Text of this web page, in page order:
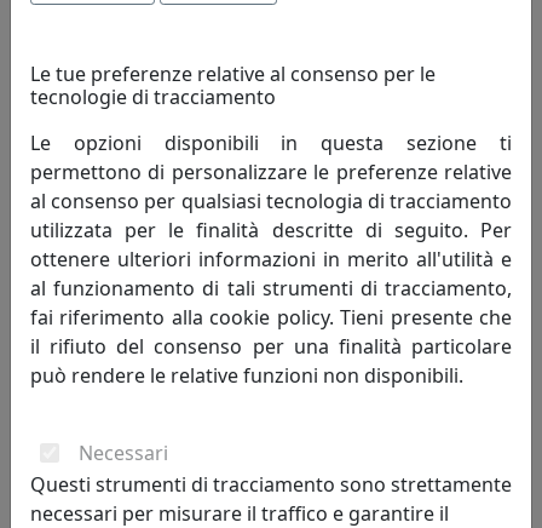
Innovazione è cambiamento che genera progresso
negativi.
creare e inventare."Creatività è unire elementi esistenti
con connessioni nuove, che siano utili" - Henri Poincaré.
La creatività si fonda sulla profonda conoscenza delle
regole da superare, non può svilupparsi in assenza di
competenze preliminari. Caratteristiche della
personalità creativa sono curiosità, indipendenza,
spirito critico, autodisciplina.
Competitività - indica il livello di capacità concorrenziale
impresa od industria. Può anche essere definita come
capacità di stare al passo con la concorrenza. Lo spirito
di rivalità è proprio di chi è competitivo.
Le tue preferenze relative al consenso per le
tecnologie di tracciamento
Le opzioni disponibili in questa sezione ti
permettono di personalizzare le preferenze relative
al consenso per qualsiasi tecnologia di tracciamento
utilizzata per le finalità descritte di seguito. Per
ottenere ulteriori informazioni in merito all'utilità e
al funzionamento di tali strumenti di tracciamento,
fai riferimento alla cookie policy. Tieni presente che
il rifiuto del consenso per una finalità particolare
può rendere le relative funzioni non disponibili.
Necessari
Questi strumenti di tracciamento sono strettamente
necessari per misurare il traffico e garantire il